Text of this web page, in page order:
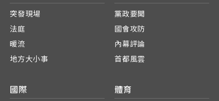
突發現場
法庭
暖流
地方大小事
黨政要聞
國會攻防
內幕評論
首都風雲
國際 體育